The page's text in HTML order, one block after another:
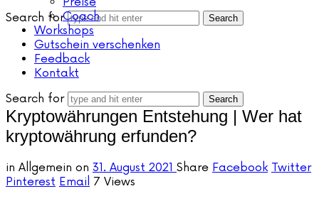
Search forCoach
Workshops
Gutschein verschenken
Feedback
Kontakt
Search for
Kryptowährungen Entstehung | Wer hat
kryptowährung erfunden?
in Allgemein on 31. August 2021 Share Facebook Twitter
Pinterest Email 7 Views